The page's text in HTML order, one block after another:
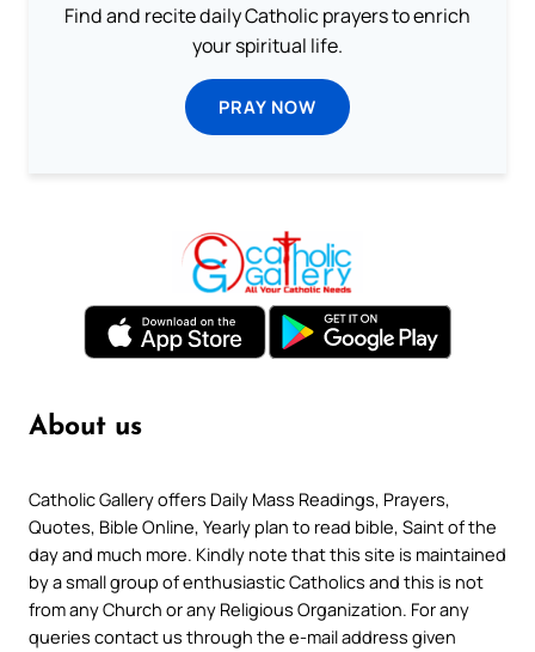
Find and recite daily Catholic prayers to enrich
your spiritual life.
PRAY NOW
About us
Catholic Gallery offers Daily Mass Readings, Prayers,
Quotes, Bible Online, Yearly plan to read bible, Saint of the
day and much more. Kindly note that this site is maintained
by a small group of enthusiastic Catholics and this is not
from any Church or any Religious Organization. For any
queries contact us through the e-mail address given